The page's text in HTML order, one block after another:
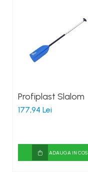
Profiplast Slalom
177,94 Lei
ADAUGA IN COS